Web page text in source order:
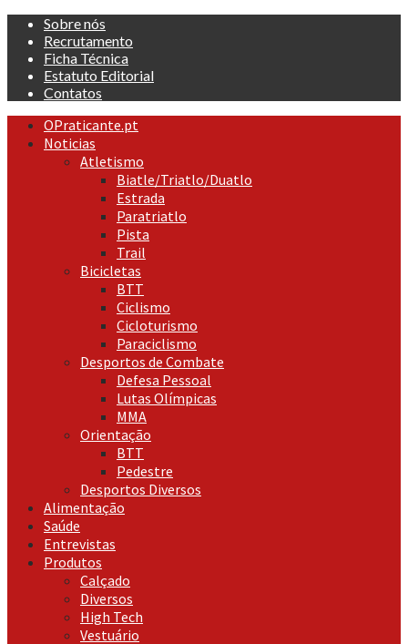
Skip
content
Sobre nós
Recrutamento
Ficha Técnica
Estatuto Editorial
Contatos
Primary
Menu
OPraticante.pt
Noticias
Atletismo
Biatle/Triatlo/Duatlo
Estrada
Paratriatlo
Pista
Trail
Bicicletas
BTT
Ciclismo
Cicloturismo
Paraciclismo
Desportos de Combate
Defesa Pessoal
Lutas Olímpicas
MMA
Orientação
BTT
Pedestre
Desportos Diversos
Alimentação
Saúde
Entrevistas
Produtos
Calçado
Diversos
High Tech
Vestuário